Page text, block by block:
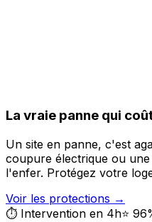
La vraie panne qui
Un site en panne, c'est
coupure électrique ou
l'enfer. Protégez votre
Voir les protections →
⏱️ Intervention en 4h⭐